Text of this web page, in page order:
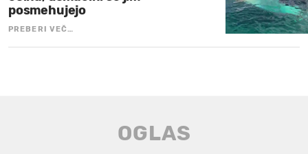
posmehujejo
PREBERI VEČ…